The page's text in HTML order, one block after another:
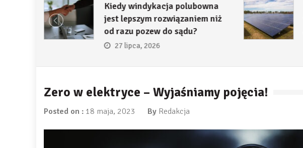
Kiedy windykacja polubowna
jest lepszym rozwiązaniem niż
od razu pozew do sądu?
27 lipca, 2026
Zero w elektryce – Wyjaśniamy pojęcia!
Posted on : 18 maja, 2023 By Redakcja